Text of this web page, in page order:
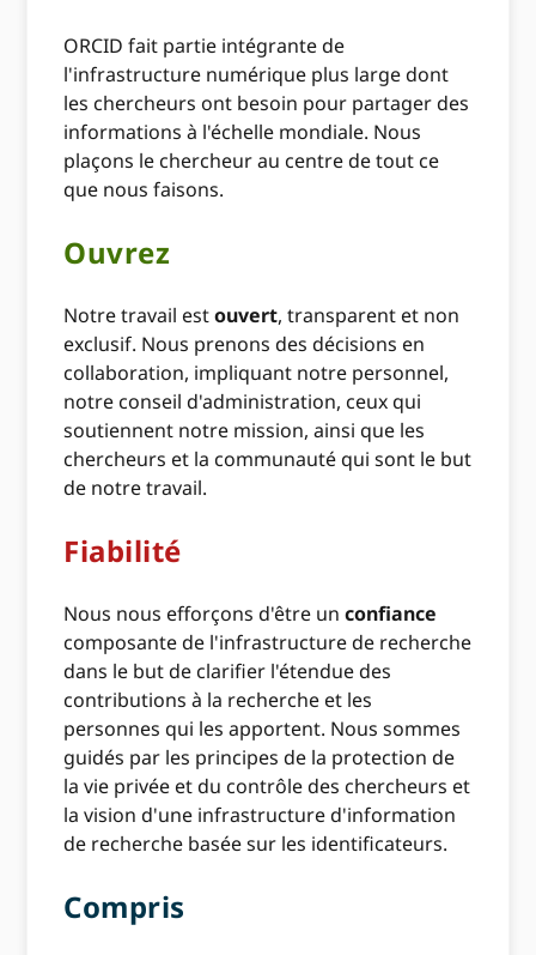
ORCID fait partie intégrante de
l'infrastructure numérique plus large dont
les chercheurs ont besoin pour partager des
informations à l'échelle mondiale. Nous
plaçons le chercheur au centre de tout ce
que nous faisons.
Ouvrez
Notre travail estouvert, transparent et non
exclusif. Nous prenons des décisions en
collaboration, impliquant notre personnel,
notre conseil d'administration, ceux qui
soutiennent notre mission, ainsi que les
chercheurs et la communauté qui sont le but
de notre travail.
Fiabilité
Nous nous efforçons d'être unconfiance
composante de l'infrastructure de recherche
dans le but de clarifier l'étendue des
contributions à la recherche et les
personnes qui les apportent. Nous sommes
guidés par les principes de la protection de
la vie privée et du contrôle des chercheurs et
la vision d'une infrastructure d'information
de recherche basée sur les identificateurs.
Compris